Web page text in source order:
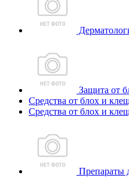
Защита от
Средства от блох и
Средства от блох и
Препараты